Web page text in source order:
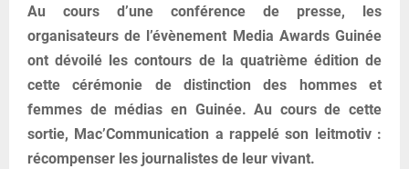
Au cours d’une conférence de presse, les
organisateurs de l’évènement Media Awards Guinée
ont dévoilé les contours de la quatrième édition de
cette cérémonie de distinction des hommes et
femmes de médias en Guinée. Au cours de cette
sortie, Mac’Communication a rappelé son leitmotiv :
récompenser les journalistes de leur vivant.